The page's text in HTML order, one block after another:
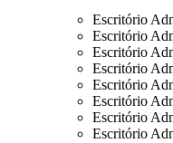
Escritório
Escritório
Escritório
Escritório
Escritório
Escritório
Escritório
Escritório